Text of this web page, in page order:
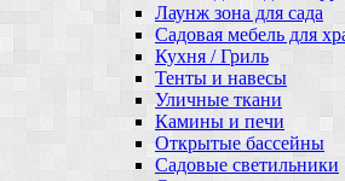
Лаунж зона для сада
Садовая мебель для
Кухня / Гриль
Тенты и навесы
Уличные ткани
Камины и печи
Открытые бассейны
Садовые светильники